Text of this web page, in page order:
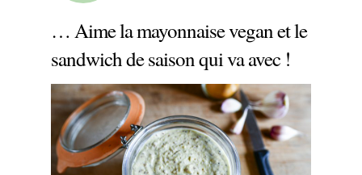
… Aime la mayonnaise vegan et le
sandwich de saison qui va avec !